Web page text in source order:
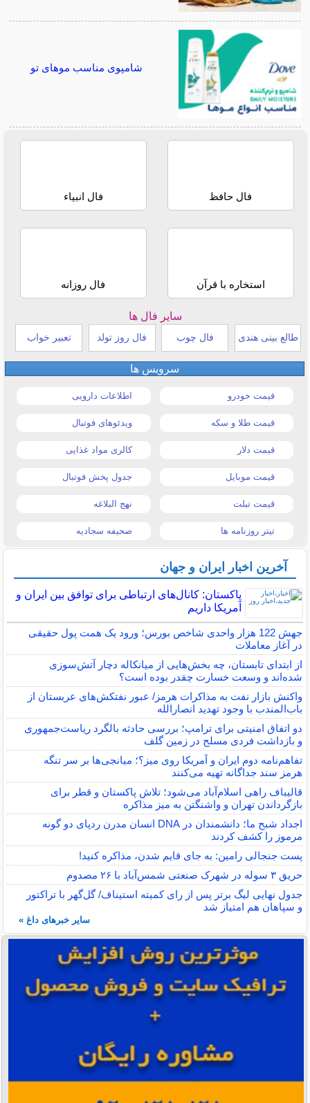
شامپوی مناسب موهای تو
فال حافظ فال انبیاء
استخاره با قرآن فال روزانه
سایر فال ها
طالع بینی هندی فال چوب فال روز تولد تعبیر خواب
سرویس ها
قیمت خودرو اطلاعات دارویی
قیمت طلا و سکه ویدئوهای فوتبال
قیمت دلار کالری مواد غذایی
قیمت موبایل جدول پخش فوتبال
قیمت تبلت نهج البلاغه
تیتر روزنامه ها صحیفه سجادیه
آخرین اخبار ایران و جهان
پاکستان: کانال‌های ارتباطی برای توافق بین ایران و
آمریکا داریم
جهش 122 هزار واحدی شاخص بورس؛ ورود یک همت پول حقیقی
در آغاز معاملات
از ابتدای تابستان، چه بخش‌هایی از میانکاله دچار آتش‌سوزی
شده‌اند و وسعت خسارت چقدر بوده است؟
واکنش بازار نفت به مذاکرات هرمز/ عبور نفتکش‌های عربستان از
باب‌المندب با وجود تهدید انصارالله
دو اتفاق امنیتی برای ترامپ؛ بررسی حادثه بالگرد ریاست‌جمهوری
و بازداشت فردی مسلح در زمین گلف
تفاهم‌نامه دوم ایران و آمریکا روی میز؟؛ میانجی‌ها بر سر تنگه
هرمز سند جداگانه تهیه می‌کنند
قالیباف راهی اسلام‌آباد می‌شود؛ تلاش پاکستان و قطر برای
بازگرداندن تهران و واشنگتن به میز مذاکره
اجداد شبح ما؛ دانشمندان در DNA انسان مدرن ردپای دو گونه
مرموز را کشف کردند
پست جنجالی رامین: به جای قایم شدن، مذاکره کنید!
حریق ۳ سوله در شهرک صنعتی شمس‌آباد با ۲۶ مصدوم
جدول نهایی لیگ برتر پس از رای کمیته استیناف/ گل‌گهر با تراکتور
و سپاهان هم امتیاز شد
سایر خبرهای داغ »